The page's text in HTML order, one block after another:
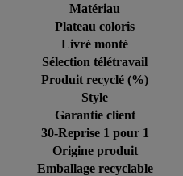
Matériau
Plateau coloris
Livré monté
Sélection télétravail
Produit recyclé (%)
Style
Garantie client
30-Reprise 1 pour 1
Origine produit
Emballage recyclable